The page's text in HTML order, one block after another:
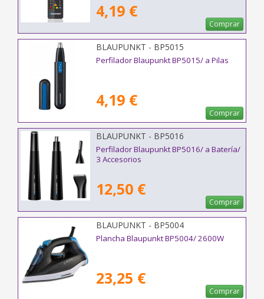
4,19 €
Comprar
BLAUPUNKT - BP5015
Perfilador Blaupunkt BP5015/ a Pilas
4,19 €
Comprar
BLAUPUNKT - BP5016
Perfilador Blaupunkt BP5016/ a Batería/
3 Accesorios
12,50 €
Comprar
BLAUPUNKT - BP5004
Plancha Blaupunkt BP5004/ 2600W
23,25 €
Comprar